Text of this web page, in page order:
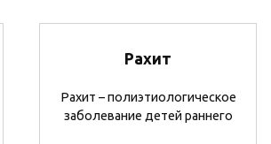
Рахит
Рахит – полиэтиологическое
заболевание детей раннего